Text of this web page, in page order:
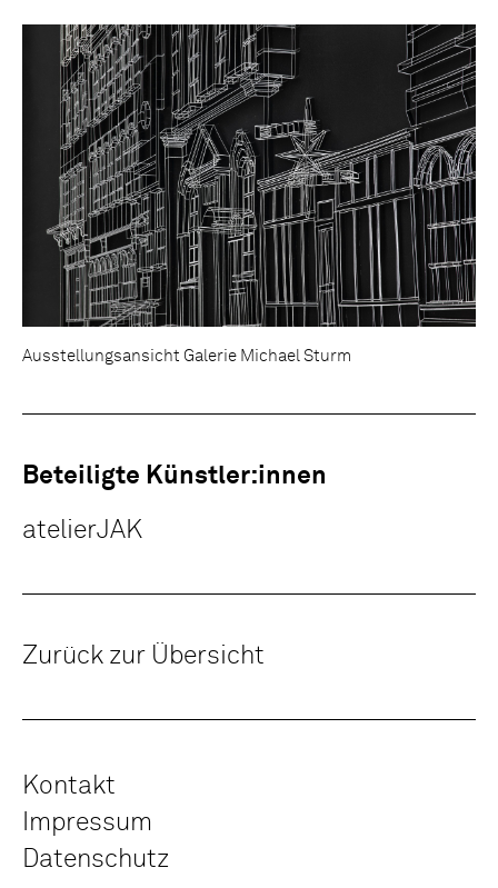
Ausstellungsansicht Galerie Michael Sturm
Beteiligte Künstler:innen
atelierJAK
Zurück zur Übersicht
Kontakt
Impressum
Datenschutz